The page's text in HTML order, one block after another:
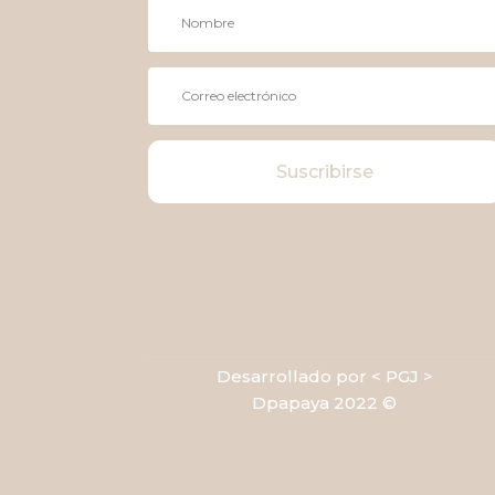
Suscribirse
Desarrollado por < PGJ >
Dpapaya 2022 ©